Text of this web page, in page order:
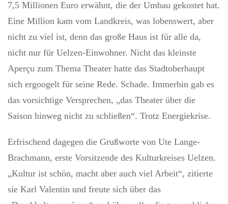
7,5 Millionen Euro erwähnt, die der Umbau gekostet hat.
Eine Million kam vom Landkreis, was lobenswert, aber
nicht zu viel ist, denn das große Haus ist für alle da,
nicht nur für Uelzen-Einwohner. Nicht das kleinste
Aperçu zum Thema Theater hatte das Stadtoberhaupt
sich ergoogelt für seine Rede. Schade. Immerhin gab es
das vorsichtige Versprechen, „das Theater über die
Saison hinweg nicht zu schließen“. Trotz Energiekrise.
Erfrischend dagegen die Grußworte von Ute Lange-
Brachmann, erste Vorsitzende des Kulturkreises Uelzen.
„Kultur ist schön, macht aber auch viel Arbeit“, zitierte
sie Karl Valentin und freute sich über das